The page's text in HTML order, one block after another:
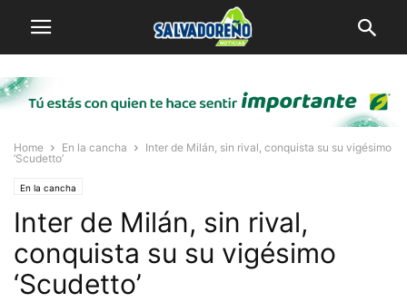
Home En la cancha
Inter de Milán, sin rival, conquista su su vigésimo
‘Scudetto’
En la cancha
Inter de Milán, sin rival,
conquista su su vigésimo
‘Scudetto’